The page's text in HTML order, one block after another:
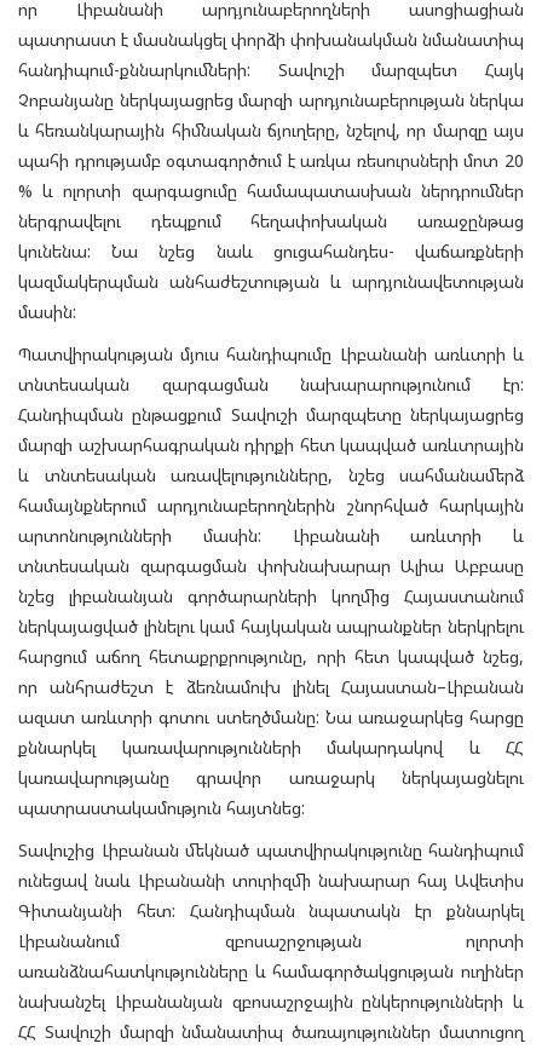
որ Լիբանանի արդյունաբերողների ասոցիացիան
պատրաստ է մասնակցել փորձի փոխանակման նմանատիպ
հանդիպում-քննարկումների: Տավուշի մարզպետ Հայկ
Չոբանյանը ներկայացրեց մարզի արդյունաբերության ներկա
և հեռանկարային հիմնական ճյուղերը, նշելով, որ մարզը այս
պահի դրությամբ օգտագործում է առկա ռեսուրսների մոտ 20
% և ոլորտի զարգացումը համապատասխան ներդրումներ
ներգրավելու դեպքում հեղափոխական առաջընթաց
կունենա: Նա նշեց նաև ցուցահանդես- վաճառքների
կազմակերպման անհաժեշտության և արդյունավետության
մասին:
Պատվիրակության մյուս հանդիպումը Լիբանանի առևտրի և
տնտեսական զարգացման նախարարությունում էր:
Հանդիպման ընթացքում Տավուշի մարզպետը ներկայացրեց
մարզի աշխարհագրական դիրքի հետ կապված առևտրային
և տնտեսական առավելությունները, նշեց սահմանամերձ
համայնքներում արդյունաբերողներին շնորհված հարկային
արտոնությունների մասին: Լիբանանի առևտրի և
տնտեսական զարգացման փոխնախարար Ալիա Աբբասը
նշեց լիբանանյան գործարարների կողմից Հայաստանում
ներկայացված լինելու կամ հայկական ապրանքներ ներկրելու
հարցում աճող հետաքրքրությունը, որի հետ կապված նշեց,
որ անհրաժեշտ է ձեռնամուխ լինել Հայաստան–Լիբանան
ազատ առևտրի գոտու ստեղծմանը: Նա առաջարկեց հարցը
քննարկել կառավարությունների մակարդակով և ՀՀ
կառավարությանը գրավոր առաջարկ ներկայացնելու
պատրաստակամություն հայտնեց:
Տավուշից Լիբանան մեկնած պատվիրակությունը հանդիպում
ունեցավ նաև Լիբանանի տուրիզմի նախարար հայ Ավետիս
Գիտանյանի հետ: Հանդիպման նպատակն էր քննարկել
Լիբանանում զբոսաշրջության ոլորտի
առանձնահատկությունները և համագործակցության ուղիներ
նախանշել Լիբանանյան զբոսաշրջային ընկերությունների և
ՀՀ Տավուշի մարզի նմանատիպ ծառայություններ մատուցող